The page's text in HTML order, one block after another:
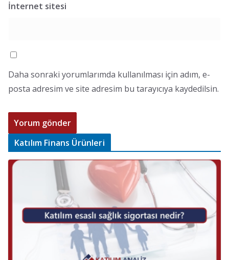
İnternet sitesi
Daha sonraki yorumlarımda kullanılması için adım, e-
posta adresim ve site adresim bu tarayıcıya kaydedilsin.
Katılım Finans Ürünleri